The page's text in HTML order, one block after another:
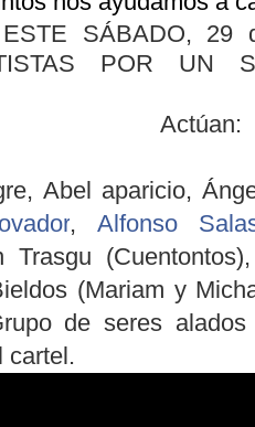
SÁBADO, 29
POR UN
Abel aparicio,
, Alfonso
Trasgu
(Mariam y
de seres
cartel.